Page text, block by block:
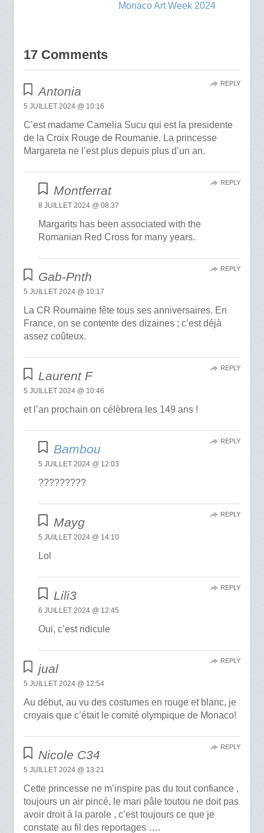
Monaco Art Week 2024
17 Comments
Antonia
5 JUILLET 2024 @ 10:16
C’est madame Camelia Sucu qui est la presidente
de la Croix Rouge de Roumanie. La princesse
Margareta ne l’est plus depuis plus d’un an.
REPLY
Montferrat
8 JUILLET 2024 @ 08:37
Margarits has been associated with the
Romanian Red Cross for many years.
REPLY
Gab-Pnth
5 JUILLET 2024 @ 10:17
La CR Roumaine fête tous ses anniversaires. En
France, on se contente des dizaines ; c’est déjà
assez coûteux.
REPLY
Laurent F
5 JUILLET 2024 @ 10:46
et l’an prochain on célèbrera les 149 ans !
REPLY
Bambou
5 JUILLET 2024 @ 12:03
?????????
REPLY
Mayg
5 JUILLET 2024 @ 14:10
Lol
REPLY
Lili3
6 JUILLET 2024 @ 12:45
Oui, c’est ridicule
REPLY
jual
5 JUILLET 2024 @ 12:54
Au début, au vu des costumes en rouge et blanc, je
croyais que c’était le comité olympique de Monaco!
REPLY
Nicole C34
5 JUILLET 2024 @ 13:21
Cette princesse ne m’inspire pas du tout confiance ,
toujours un air pincé, le mari pâle toutou ne doit pas
avoir droit à la parole , c’est toujours ce que je
constate au fil des reportages ….
REPLY